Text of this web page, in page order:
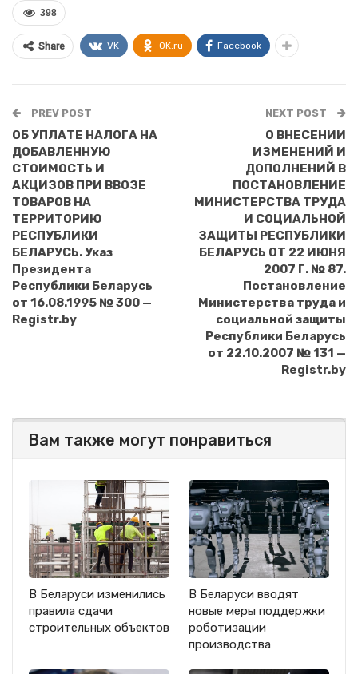
398
Share VK OK.ru Facebook
PREV POST
ОБ УПЛАТЕ НАЛОГА НА
ДОБАВЛЕННУЮ
СТОИМОСТЬ И
АКЦИЗОВ ПРИ ВВОЗЕ
ТОВАРОВ НА
ТЕРРИТОРИЮ
РЕСПУБЛИКИ
БЕЛАРУСЬ. Указ
Президента
Республики Беларусь
от 16.08.1995 № 300 —
Registr.by
NEXT POST
О ВНЕСЕНИИ
ИЗМЕНЕНИЙ И
ДОПОЛНЕНИЙ В
ПОСТАНОВЛЕНИЕ
МИНИСТЕРСТВА ТРУДА
И СОЦИАЛЬНОЙ
ЗАЩИТЫ РЕСПУБЛИКИ
БЕЛАРУСЬ ОТ 22 ИЮНЯ
2007 Г. № 87.
Постановление
Министерства труда и
социальной защиты
Республики Беларусь
от 22.10.2007 № 131 —
Registr.by
Вам также могут понравиться
В Беларуси изменились
правила сдачи
строительных объектов
В Беларуси вводят
новые меры поддержки
роботизации
производства